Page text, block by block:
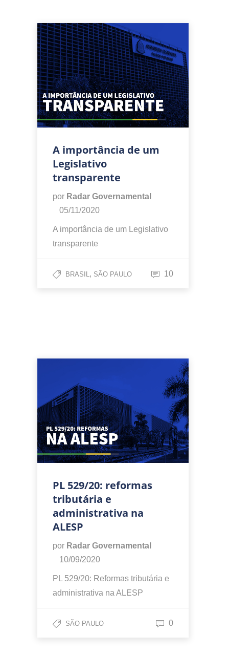
A importância de um
Legislativo
transparente
por Radar Governamental
05/11/2020
A importância de um Legislativo
transparente
BRASIL , SÃO PAULO 10
PL 529/20: reformas
tributária e
administrativa na
ALESP
por Radar Governamental
10/09/2020
PL 529/20: Reformas tributária e
administrativa na ALESP
SÃO PAULO 0